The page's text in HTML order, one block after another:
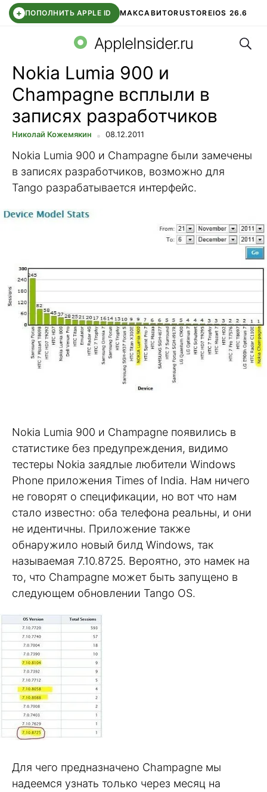
+ ПОПОЛНИТЬ APPLE ID МАКСАВИТОRUSTOREIOS 26.6
СБЕР КИДС ВТБ ОНЛАЙН ЧАТ В ROBLOX
AppleInsider.ru
Nokia Lumia 900 и
Champagne всплыли в
записях разработчиков
Николай Кожемякин 08.12.2011
Nokia Lumia 900 и Champagne были замечены
в записях разработчиков, возможно для
Tango разрабатывается интерфейс.
Nokia Lumia 900 и Champagne появились в
статистике без предупреждения, видимо
тестеры Nokia заядлые любители Windows
Phone приложения Times of India. Нам ничего
не говорят о спецификации, но вот что нам
стало известно: оба телефона реальны, и они
не идентичны. Приложение также
обнаружило новый билд Windows, так
называемая 7.10.8725. Вероятно, это намек на
то, что Champagne может быть запущено в
следующем обновлении Tango OS.
Для чего предназначено Champagne мы
надеемся узнать только через месяц на